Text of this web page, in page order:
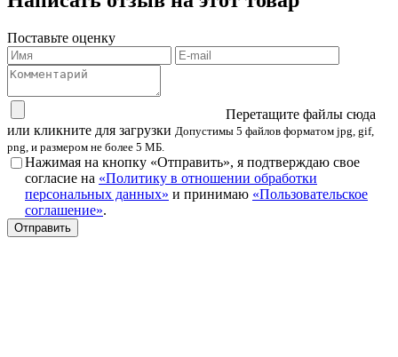
Поставьте оценку
Перетащите файлы сюда
или кликните для загрузки Допустимы 5 файлов форматом jpg, gif,
png, и размером не более 5 МБ.
Нажимая на кнопку «Отправить», я подтверждаю свое
согласие на «Политику в отношении обработки
персональных данных» и принимаю «Пользовательское
соглашение».